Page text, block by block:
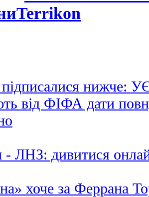
від ФІФА дати
- ЛНЗ: дивитися
хоче за Феррана